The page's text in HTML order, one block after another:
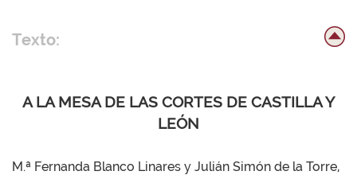
Texto:
A LA MESA DE LAS CORTES DE CASTILLA Y
LEÓN
M.ª Fernanda Blanco Linares y Julián Simón de la Torre,